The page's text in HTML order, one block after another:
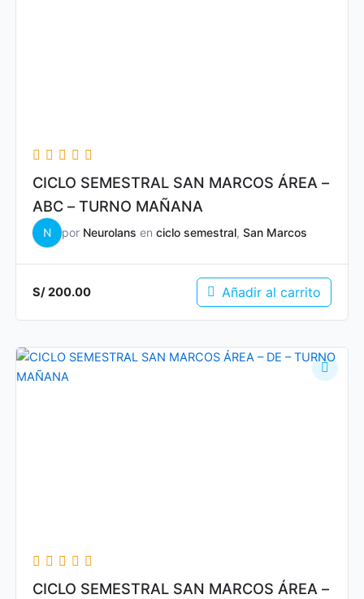
CICLO SEMESTRAL SAN MARCOS ÁREA –
ABC – TURNO MAÑANA
N por Neurolans en ciclo semestral, San Marcos
S/200.00 Añadir al carrito
CICLO SEMESTRAL SAN MARCOS ÁREA –